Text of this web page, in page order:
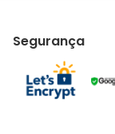
Segurança